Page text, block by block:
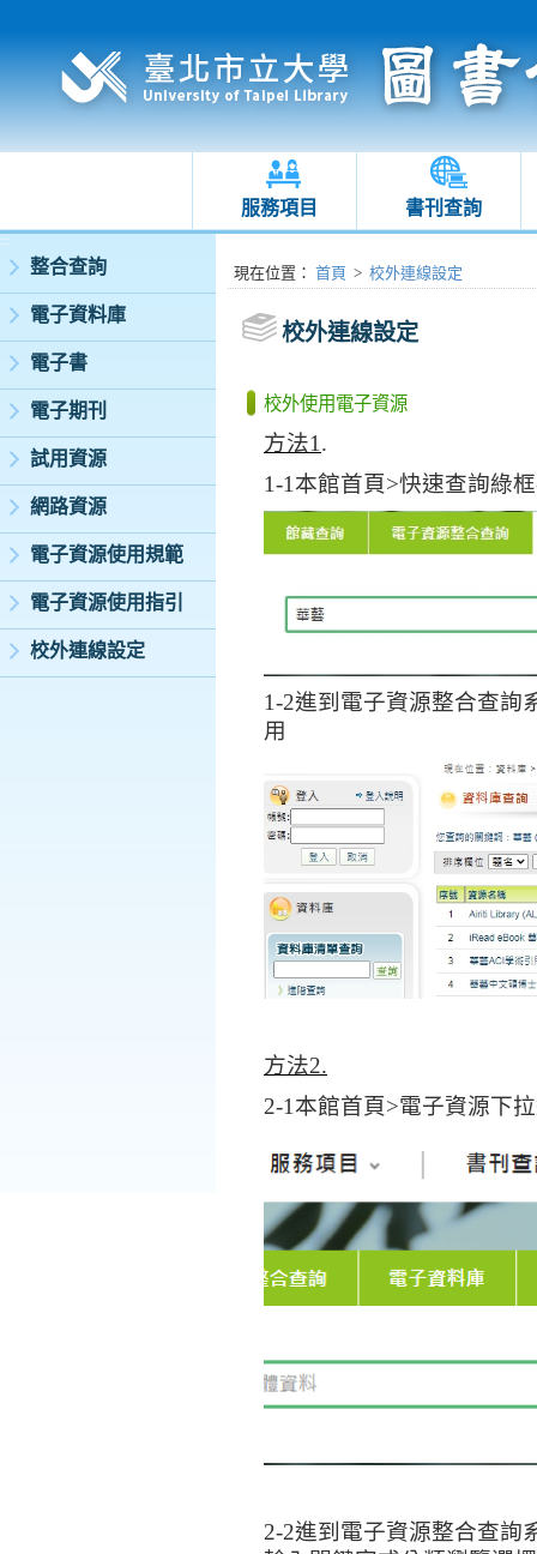
服務項目 書刊查詢
:::
整合查詢
電子資料庫
電子書
電子期刊
試用資源
網路資源
電子資源使用規範
電子資源使用指引
校外連線設定
:::現在位置 ： 首頁 > 校外連線設定
校外連線設定
校外使用電子資源
方法1.
1-1本館首頁>快速查詢綠框
1-2進到電子資源整合查詢
用
方法2.
2-1本館首頁>電子資源下
2-2進到電子資源整合查詢